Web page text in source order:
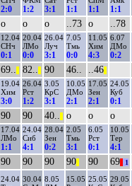
2:0 1:2 3:1 1:1 1:1 1:1
о о о ..73 о ..78
12.04
СНч
0:1
20.04
ЛМо
0:0
26.04
Луч
3:1
7.05
Тмь
0:0
11.05
Хим
4:3
6.07
ДМо
0:2
69.. 82.. 90 46.. ..46
19.04
Хим
3:0
26.04
Рст
1:2
3.05
КрС
3:1
10.05
ДМо
2:1
17.05
Зен
2:1
24.05
Куб
0:1
90 90 40.. о о о
17.04
ЛМо
1:1
24.04
Сиб
4:1
28.04
Зен
0:2
2.05
Тмь
3:1
6.05
Рст
0:1
10.05
Тер
4:1
90 90 90 90 90 69 1
24.04 30.04 8.05
15.05 25.05 29.05